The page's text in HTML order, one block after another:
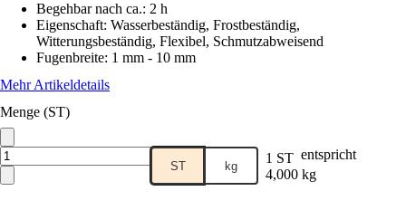
Begehbar nach ca.: 2 h
Eigenschaft: Wasserbeständig, Frostbeständig,
Witterungsbeständig, Flexibel, Schmutzabweisend
Fugenbreite: 1 mm - 10 mm
Mehr Artikeldetails
Menge (ST)
ST kg 1 ST entspricht
4,000 kg